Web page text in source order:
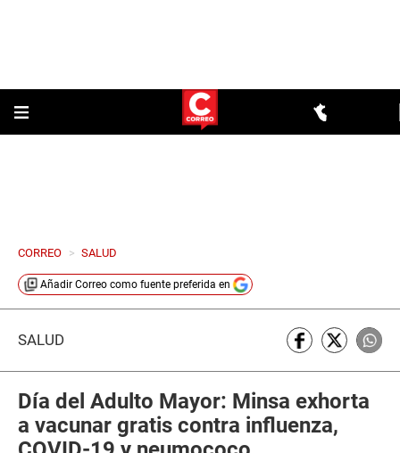
CORREO > SALUD
Añadir Correo como fuente preferida en
SALUD
Día del Adulto Mayor: Minsa exhorta
a vacunar gratis contra influenza,